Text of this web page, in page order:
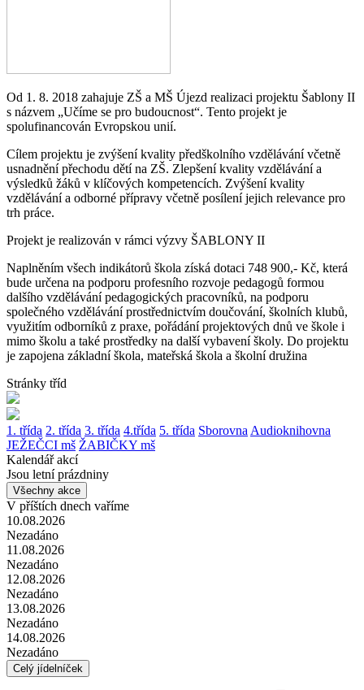
Od 1. 8. 2018 zahajuje ZŠ a MŠ Újezd realizaci projektu Šablony II
s názvem „Učíme se pro budoucnost“. Tento projekt je
spolufinancován Evropskou unií.
Cílem projektu je zvýšení kvality předškolního vzdělávání včetně
usnadnění přechodu dětí na ZŠ. Zlepšení kvality vzdělávání a
výsledků žáků v klíčových kompetencích. Zvýšení kvality
vzdělávání a odborné přípravy včetně posílení jejich relevance pro
trh práce.
Projekt je realizován v rámci výzvy ŠABLONY II
Naplněním všech indikátorů škola získá dotaci 748 900,- Kč, která
bude určena na podporu profesního rozvoje pedagogů formou
dalšího vzdělávání pedagogických pracovníků, na podporu
společného vzdělávání prostřednictvím doučování, školních klubů,
využitím odborníků z praxe, pořádání projektových dnů ve škole i
mimo školu a také prostředky na další vybavení školy. Do projektu
je zapojena základní škola, mateřská škola a školní družina
Stránky tříd
1. třída 2. třída 3. třída 4.třída 5. třída Sborovna Audioknihovna
JEŽEČCI mš ŽABIČKY mš
Kalendář akcí
Jsou letní prázdniny
Všechny akce
V příštích dnech vaříme
10.08.2026
Nezadáno
11.08.2026
Nezadáno
12.08.2026
Nezadáno
13.08.2026
Nezadáno
14.08.2026
Nezadáno
Celý jídelníček